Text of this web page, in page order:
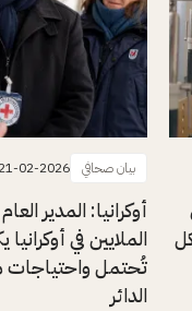
بيان صحافي 02-2026
أوكرانيا: المدير
الملايين في
تُحتمل واحتياجات
الدائر